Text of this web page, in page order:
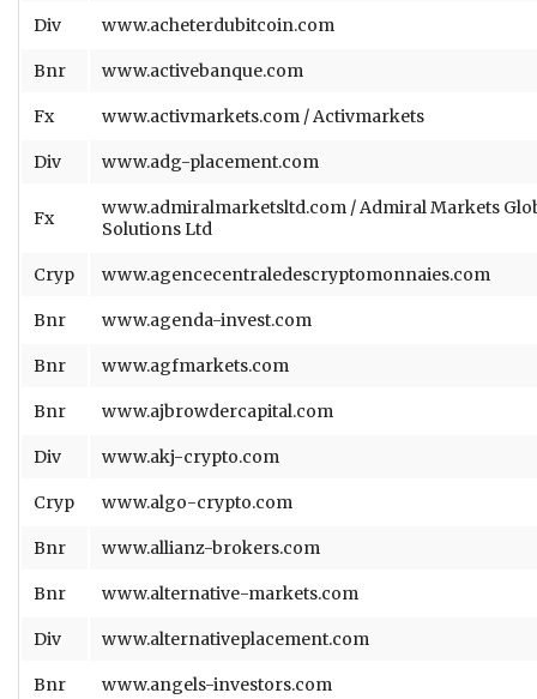
Div www.acheterdubitcoin.com
Bnr www.activebanque.com
Fx www.activmarkets.com / Activmarkets
Div www.adg-placement.com
Fx
www.admiralmarketsltd.com / Admiral Markets
Solutions Ltd
Cryp www.agencecentraledescryptomonnaies.com
Bnr www.agenda-invest.com
Bnr www.agfmarkets.com
Bnr www.ajbrowdercapital.com
Div www.akj-crypto.com
Cryp www.algo-crypto.com
Bnr www.allianz-brokers.com
Bnr www.alternative-markets.com
Div www.alternativeplacement.com
Bnr www.angels-investors.com